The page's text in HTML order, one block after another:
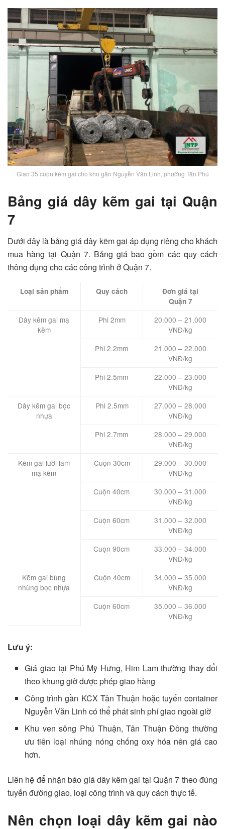
Giao 35 cuộn kẽm gai cho kho gần Nguyễn Văn Linh, phường Tân Phú
Bảng giá dây kẽm gai tại Quận
7
Dưới đây là bảng giá dây kẽm gai áp dụng riêng cho khách
mua hàng tại Quận 7. Bảng giá bao gồm các quy cách
thông dụng cho các công trình ở Quận 7.
Loại sản phẩm Quy cách
Đơn giá tại
Quận 7
Dây kẽm gai mạ
kẽm
Phi 2mm
20.000 – 21.000
VNĐ/kg
Phi 2.2mm
21.000 – 22.000
VNĐ/kg
Phi 2.5mm
22.000 – 23.000
VNĐ/kg
Dây kẽm gai bọc
nhựa
Phi 2.5mm
27.000 – 28.000
VNĐ/kg
Phi 2.7mm
28.000 – 29.000
VNĐ/kg
Kẽm gai lưỡi lam
mạ kẽm
Cuộn 30cm
29.000 – 30.000
VNĐ/kg
Cuộn 40cm
30.000 – 31.000
VNĐ/kg
Cuộn 60cm
31.000 – 32.000
VNĐ/kg
Cuộn 90cm
33.000 – 34.000
VNĐ/kg
Kẽm gai bùng
nhùng bọc nhựa
Cuộn 40cm
34.000 – 35.000
VNĐ/kg
Cuộn 60cm
35.000 – 36.000
VNĐ/kg
Lưu ý:
Giá giao tại Phú Mỹ Hưng, Him Lam thường thay đổi
theo khung giờ được phép giao hàng
Công trình gần KCX Tân Thuận hoặc tuyến container
Nguyễn Văn Linh có thể phát sinh phí giao ngoài giờ
Khu ven sông Phú Thuận, Tân Thuận Đông thường
ưu tiên loại nhúng nóng chống oxy hóa nên giá cao
hơn.
Liên hệ để nhận báo giá dây kẽm gai tại Quận 7 theo đúng
tuyến đường giao, loại công trình và quy cách thực tế.
Nên chọn loại dây kẽm gai nào